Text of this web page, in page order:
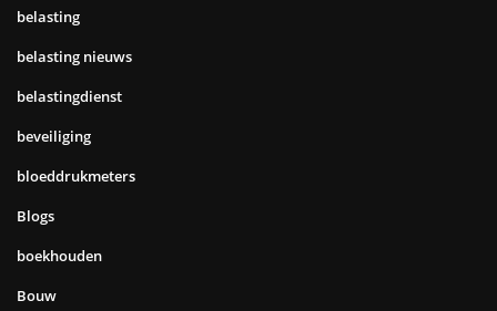
belasting
belasting nieuws
belastingdienst
beveiliging
bloeddrukmeters
Blogs
boekhouden
Bouw